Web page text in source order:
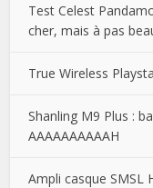
Test Celest
cher, mais à pas
True Wireless
Shanling M9 Plus :
AAAAAAAAAAH
Ampli casque SMSL